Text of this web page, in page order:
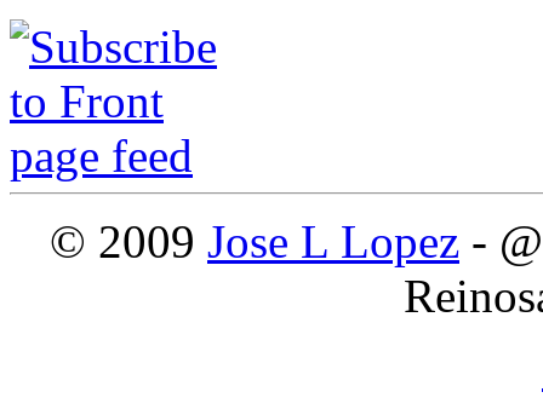
© 2009 Jose L Lopez -